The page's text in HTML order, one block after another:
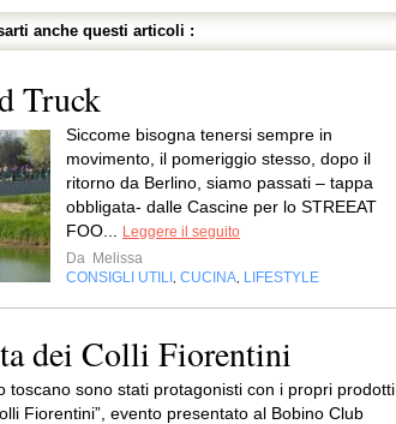
anche questi articoli :
Truck
Siccome bisogna tenersi sempre in
movimento, il pomeriggio stesso, dopo il
ritorno da Berlino, siamo passati – tappa
obbligata- dalle Cascine per lo STREEAT
FOO...
Leggere il seguito
Da Melissa
CONSIGLI UTILI
CUCINA LIFESTYLE
dei Colli Fiorentini
toscano sono stati protagonisti con i propri prodotti
Fiorentini”, evento presentato al Bobino Club